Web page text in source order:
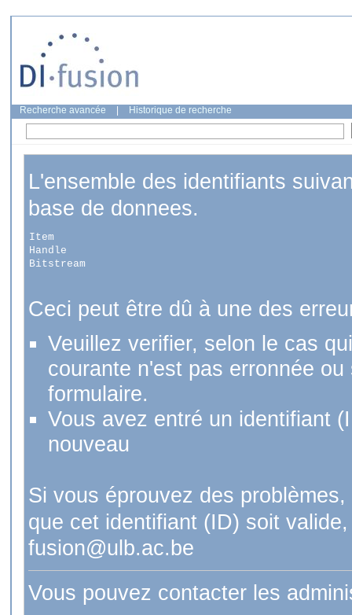
Recherche avancée Historique de recherche
L'ensemble des identifiants
base de donnees.
Item
Handle
Bitstream
Ceci peut être dû à une des
Veuillez verifier, selon le cas
courante n'est pas erronnée
formulaire.
Vous avez entré un identifiant
nouveau
Si vous éprouvez des
que cet identifiant (ID) soit
fusion@ulb.ac.be
Vous pouvez contacter les